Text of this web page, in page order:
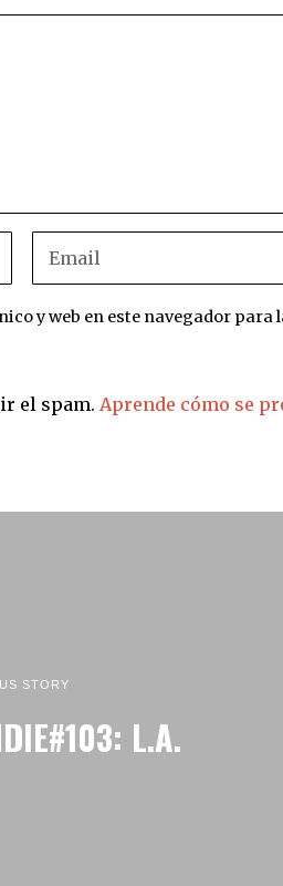
y web en este navegador para
el spam. Aprende cómo se
STORY
L.A.